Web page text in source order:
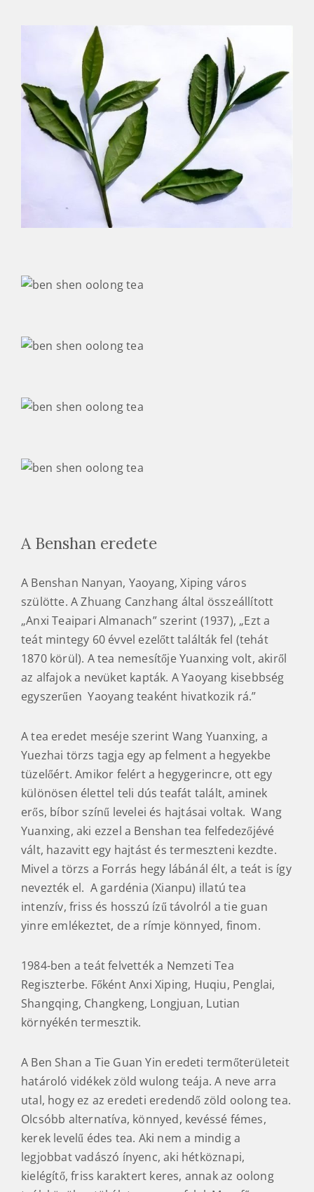
A Benshan eredete
A Benshan Nanyan, Yaoyang, Xiping város
szülötte. A Zhuang Canzhang által összeállított
„Anxi Teaipari Almanach” szerint (1937), „Ezt a
teát mintegy 60 évvel ezelőtt találták fel (tehát
1870 körül). A tea nemesítője Yuanxing volt, akiről
az alfajok a nevüket kapták. A Yaoyang kisebbség
egyszerűen Yaoyang teaként hivatkozik rá.”
A tea eredet meséje szerint Wang Yuanxing, a
Yuezhai törzs tagja egy ap felment a hegyekbe
tüzelőért. Amikor felért a hegygerincre, ott egy
különösen élettel teli dús teafát talált, aminek
erős, bíbor színű levelei és hajtásai voltak. Wang
Yuanxing, aki ezzel a Benshan tea felfedezőjévé
vált, hazavitt egy hajtást és termeszteni kezdte.
Mivel a törzs a Forrás hegy lábánál élt, a teát is így
nevezték el. A gardénia (Xianpu) illatú tea
intenzív, friss és hosszú ízű távolról a tie guan
yinre emlékeztet, de a rímje könnyed, finom.
1984-ben a teát felvették a Nemzeti Tea
Regiszterbe. Főként Anxi Xiping, Huqiu, Penglai,
Shangqing, Changkeng, Longjuan, Lutian
környékén termesztik.
A Ben Shan a Tie Guan Yin eredeti termőterületeit
határoló vidékek zöld wulong teája. A neve arra
utal, hogy ez az eredeti eredendő zöld oolong tea.
Olcsóbb alternatíva, könnyed, kevéssé fémes,
kerek levelű édes tea. Aki nem a mindig a
legjobbat vadászó ínyenc, aki hétköznapi,
kielégítő, friss karaktert keres, annak az oolong